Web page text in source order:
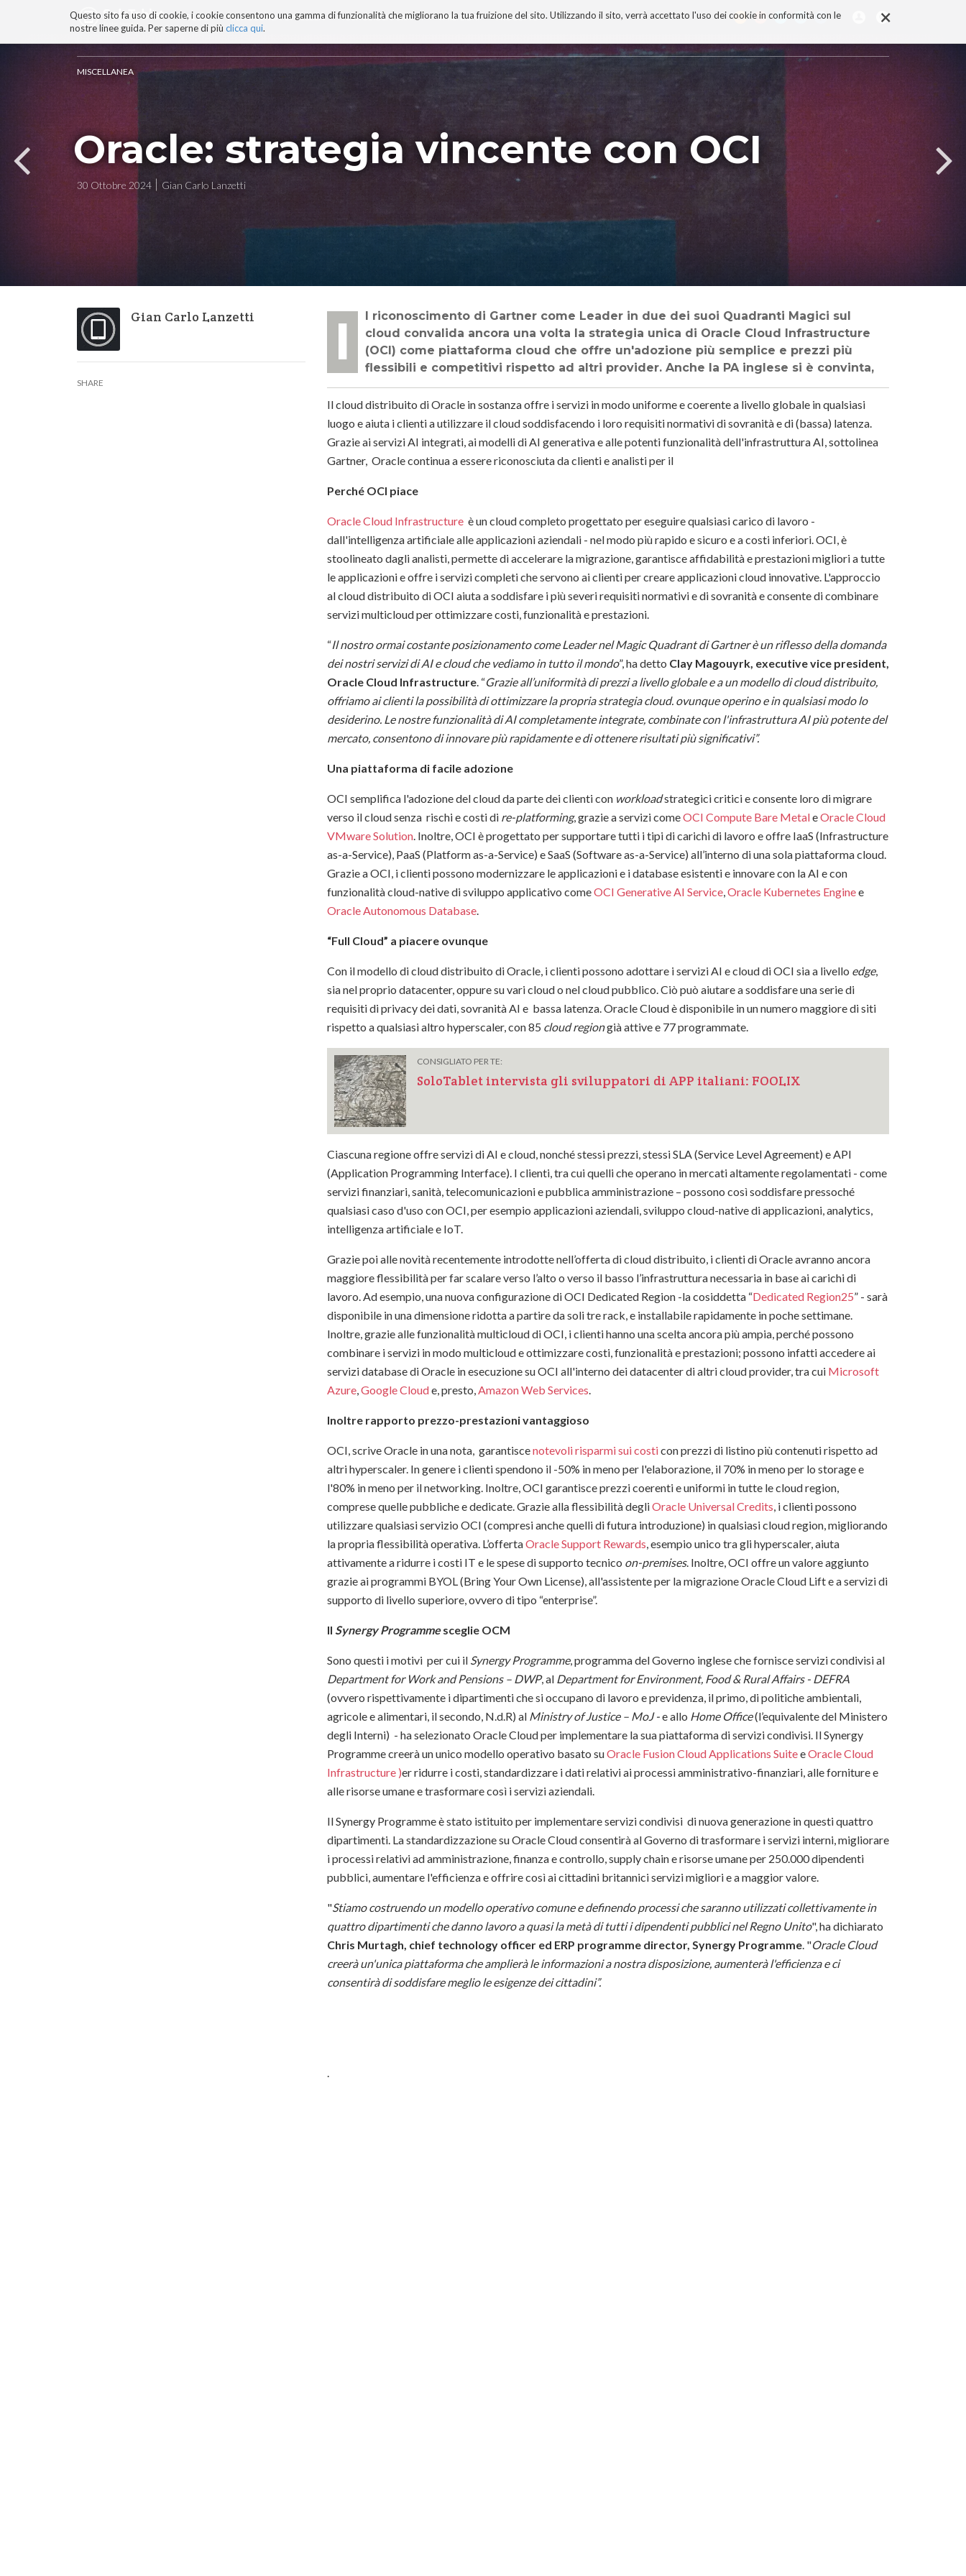
×
Questo sito fa uso di cookie, i cookie consentono una gamma di funzionalità che migliorano la tua fruizione del sito. Utilizzando il sito, verrà accettato l'uso dei cookie in conformità con le
nostre linee guida. Per saperne di più clicca qui.
BLOG TECNOCONSAPEVOLEZZA TECNOBIBLIOGRAFIA I MIEI LIBRI PROGETTO
ai
contenuti.
|
Salta
alla
navigazione
MISCELLANEA
Oracle: strategia vincente con OCI
30 Ottobre 2024 Gian Carlo Lanzetti
Gian Carlo Lanzetti
SHARE
Il riconoscimento di Gartner come Leader in due dei suoi Quadranti Magici sul
cloud convalida ancora una volta la strategia unica di Oracle Cloud Infrastructure
(OCI) come piattaforma cloud che offre un'adozione più semplice e prezzi più
flessibili e competitivi rispetto ad altri provider. Anche la PA inglese si è convinta,
Il cloud distribuito di Oracle in sostanza offre i servizi in modo uniforme e coerente a livello globale in qualsiasi
luogo e aiuta i clienti a utilizzare il cloud soddisfacendo i loro requisiti normativi di sovranità e di (bassa) latenza.
Grazie ai servizi AI integrati, ai modelli di AI generativa e alle potenti funzionalità dell'infrastruttura AI, sottolinea
Gartner, Oracle continua a essere riconosciuta da clienti e analisti per il
Perché OCI piace
Oracle Cloud Infrastructure è un cloud completo progettato per eseguire qualsiasi carico di lavoro -
dall'intelligenza artificiale alle applicazioni aziendali - nel modo più rapido e sicuro e a costi inferiori. OCI, è
stoolineato dagli analisti, permette di accelerare la migrazione, garantisce affidabilità e prestazioni migliori a tutte
le applicazioni e offre i servizi completi che servono ai clienti per creare applicazioni cloud innovative. L'approccio
al cloud distribuito di OCI aiuta a soddisfare i più severi requisiti normativi e di sovranità e consente di combinare
servizi multicloud per ottimizzare costi, funzionalità e prestazioni.
“Il nostro ormai costante posizionamento come Leader nel Magic Quadrant di Gartner è un riflesso della domanda
dei nostri servizi di AI e cloud che vediamo in tutto il mondo”, ha detto Clay Magouyrk, executive vice president,
Oracle Cloud Infrastructure . “Grazie all’uniformità di prezzi a livello globale e a un modello di cloud distribuito,
offriamo ai clienti la possibilità di ottimizzare la propria strategia cloud. ovunque operino e in qualsiasi modo lo
desiderino. Le nostre funzionalità di AI completamente integrate, combinate con l'infrastruttura AI più potente del
mercato, consentono di innovare più rapidamente e di ottenere risultati più significativi”.
Una piattaforma di facile adozione
OCI semplifica l'adozione del cloud da parte dei clienti con workloadstrategici critici e consente loro di migrare
verso il cloud senza rischi e costi di re-platforming, grazie a servizi comeOCI Compute Bare MetaleOracle Cloud
VMware Solution . Inoltre, OCI è progettato per supportare tutti i tipi di carichi di lavoro e offre IaaS (Infrastructure
as-a-Service), PaaS (Platform as-a-Service) e SaaS (Software as-a-Service) all’interno di una sola piattaforma cloud.
Grazie a OCI, i clienti possono modernizzare le applicazioni e i database esistenti e innovare con la AI e con
funzionalità cloud-native di sviluppo applicativo comeOCI Generative AI Service Oracle Kubernetes Enginee
Oracle Autonomous Database
“Full Cloud” a piacere ovunque
Con il modello di cloud distribuito di Oracle, i clienti possono adottare i servizi AI e cloud di OCI sia a livello edge,
sia nel proprio datacenter, oppure su vari cloud o nel cloud pubblico. Ciò può aiutare a soddisfare una serie di
requisiti di privacy dei dati, sovranità AI e bassa latenza. Oracle Cloud è disponibile in un numero maggiore di siti
rispetto a qualsiasi altro hyperscaler, con 85 cloud regiongià attive e 77 programmate.
CONSIGLIATO PER TE:
SoloTablet intervista gli sviluppatori di APP italiani: FOOLIX
Ciascuna regione offre servizi di AI e cloud, nonché stessi prezzi, stessi SLA (Service Level Agreement) e API
(Application Programming Interface). I clienti, tra cui quelli che operano in mercati altamente regolamentati - come
servizi finanziari, sanità, telecomunicazioni e pubblica amministrazione – possono così soddisfare pressoché
qualsiasi caso d'uso con OCI, per esempio applicazioni aziendali, sviluppo cloud-native di applicazioni, analytics,
intelligenza artificiale e IoT.
Grazie poi alle novità recentemente introdotte nell’offerta di cloud distribuito, i clienti di Oracle avranno ancora
maggiore flessibilità per far scalare verso l’alto o verso il basso l’infrastruttura necessaria in base ai carichi di
lavoro. Ad esempio, una nuova configurazione di OCI Dedicated Region -la cosiddetta “Dedicated Region25” - sarà
disponibile in una dimensione ridotta a partire da soli tre rack, e installabile rapidamente in poche settimane.
Inoltre, grazie alle funzionalità multicloud di OCI, i clienti hanno una scelta ancora più ampia, perché possono
combinare i servizi in modo multicloud e ottimizzare costi, funzionalità e prestazioni; possono infatti accedere ai
servizi database di Oracle in esecuzione su OCI all'interno dei datacenter di altri cloud provider, tra cui Microsoft
Azure Google Cloude, presto, Amazon Web Services
Inoltre rapporto prezzo-prestazioni vantaggioso
OCI, scrive Oracle in una nota, garantiscenotevoli risparmi sui costicon prezzi di listino più contenuti rispetto ad
altri hyperscaler. In genere i clienti spendono il -50% in meno per l'elaborazione, il 70% in meno per lo storage e
l'80% in meno per il networking. Inoltre, OCI garantisce prezzi coerenti e uniformi in tutte le cloud region,
comprese quelle pubbliche e dedicate. Grazie alla flessibilità degliOracle Universal Credits , i clienti possono
utilizzare qualsiasi servizio OCI (compresi anche quelli di futura introduzione) in qualsiasi cloud region, migliorando
la propria flessibilità operativa. L’offertaOracle Support Rewards , esempio unico tra gli hyperscaler, aiuta
attivamente a ridurre i costi IT e le spese di supporto tecnico on-premises. Inoltre, OCI offre un valore aggiunto
grazie ai programmi BYOL (Bring Your Own License), all'assistente per la migrazione Oracle Cloud Lift e a servizi di
supporto di livello superiore, ovvero di tipo “enterprise”.
Il Synergy Programmesceglie OCM
Sono questi i motivi per cui il Synergy Programme, programma del Governo inglese che fornisce servizi condivisi al
Department for Work and Pensions – DWP, al Department for Environment, Food & Rural Affairs - DEFRA
(ovvero rispettivamente i dipartimenti che si occupano di lavoro e previdenza, il primo, di politiche ambientali,
agricole e alimentari, il secondo, N.d.R) al Ministry of Justice – MoJ -e allo Home Office(l’equivalente del Ministero
degli Interni) - ha selezionato Oracle Cloud per implementare la sua piattaforma di servizi condivisi. Il Synergy
Programme creerà un unico modello operativo basato suOracle Fusion Cloud Applications SuiteeOracle Cloud
Infrastructure )er ridurre i costi, standardizzare i dati relativi ai processi amministrativo-finanziari, alle forniture e
alle risorse umane e trasformare così i servizi aziendali.
Il Synergy Programme è stato istituito per implementare servizi condivisi di nuova generazione in questi quattro
dipartimenti. La standardizzazione su Oracle Cloud consentirà al Governo di trasformare i servizi interni, migliorare
i processi relativi ad amministrazione, finanza e controllo, supply chain e risorse umane per 250.000 dipendenti
pubblici, aumentare l'efficienza e offrire così ai cittadini britannici servizi migliori e a maggior valore.
"Stiamo costruendo un modello operativo comune e definendo processi che saranno utilizzati collettivamente in
quattro dipartimenti che danno lavoro a quasi la metà di tutti i dipendenti pubblici nel Regno Unito", ha dichiarato
Chris Murtagh, chief technology officer ed ERP programme director, Synergy Programme . "Oracle Cloud
creerà un'unica piattaforma che amplierà le informazioni a nostra disposizione, aumenterà l'efficienza e ci
consentirà di soddisfare meglio le esigenze dei cittadini”.